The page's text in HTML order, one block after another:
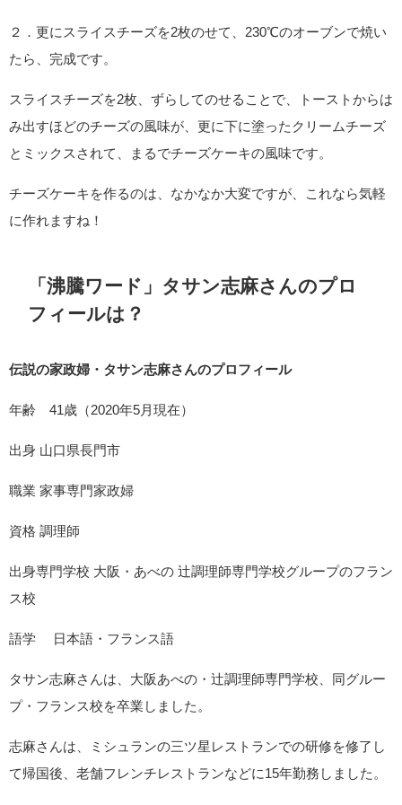
２．更にスライスチーズを2枚のせて、230℃のオーブンで焼い
たら、完成です。
スライスチーズを2枚、ずらしてのせることで、トーストからは
み出すほどのチーズの風味が、更に下に塗ったクリームチーズ
とミックスされて、まるでチーズケーキの風味です。
チーズケーキを作るのは、なかなか大変ですが、これなら気軽
に作れますね！
「沸騰ワード」タサン志麻さんのプロ
フィールは？
伝説の家政婦・タサン志麻さんのプロフィール
年齢 41歳（2020年5月現在）
出身 山口県長門市
職業 家事専門家政婦
資格 調理師
出身専門学校 大阪・あべの 辻調理師専門学校グループのフラン
ス校
語学 日本語・フランス語
タサン志麻さんは、大阪あべの・辻調理師専門学校、同グルー
プ・フランス校を卒業しました。
志麻さんは、ミシュランの三ツ星レストランでの研修を修了し
て帰国後、老舗フレンチレストランなどに15年勤務しました。